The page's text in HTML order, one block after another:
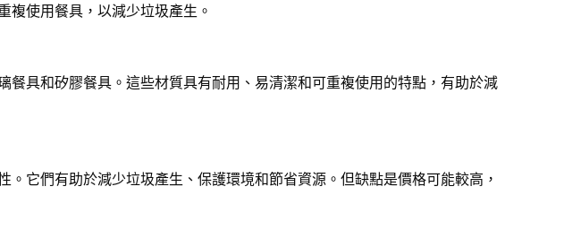
複使用餐具，以減少垃圾產生。
餐具和矽膠餐具。這些材質具有耐用、易清潔和可重複使用的特點，有助於減
它們有助於減少垃圾產生、保護環境和節省資源。但缺點是價格可能較高，